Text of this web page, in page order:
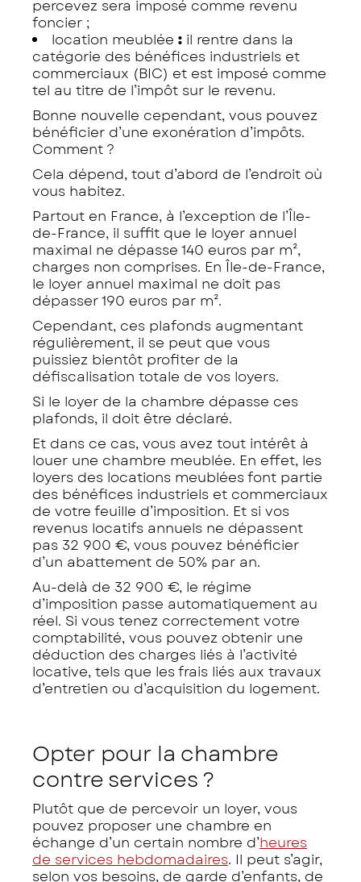
percevez sera imposé comme revenu
foncier ;
location meublée : il rentre dans la
catégorie des bénéfices industriels et
commerciaux (BIC) et est imposé comme
tel au titre de l’impôt sur le revenu.
Bonne nouvelle cependant, vous pouvez
bénéficier d’une exonération d’impôts.
Comment ?
Cela dépend, tout d’abord de l’endroit où
vous habitez.
Partout en France, à l’exception de l’Île-
de-France, il suffit que le loyer annuel
maximal ne dépasse 140 euros par m²,
charges non comprises. En Île-de-France,
le loyer annuel maximal ne doit pas
dépasser 190 euros par m².
Cependant, ces plafonds augmentant
régulièrement, il se peut que vous
puissiez bientôt profiter de la
défiscalisation totale de vos loyers.
Si le loyer de la chambre dépasse ces
plafonds, il doit être déclaré.
Et dans ce cas, vous avez tout intérêt à
louer une chambre meublée. En effet, les
loyers des locations meublées font partie
des bénéfices industriels et commerciaux
de votre feuille d’imposition. Et si vos
revenus locatifs annuels ne dépassent
pas 32 900 €, vous pouvez bénéficier
d’un abattement de 50% par an.
Au-delà de 32 900 €, le régime
d’imposition passe automatiquement au
réel. Si vous tenez correctement votre
comptabilité, vous pouvez obtenir une
déduction des charges liés à l’activité
locative, tels que les frais liés aux travaux
d’entretien ou d’acquisition du logement.
Opter pour la chambre
contre services ?
Plutôt que de percevoir un loyer, vous
pouvez proposer une chambre en
échange d’un certain nombre d’heures
de services hebdomadaires. Il peut s’agir,
selon vos besoins, de garde d’enfants, de